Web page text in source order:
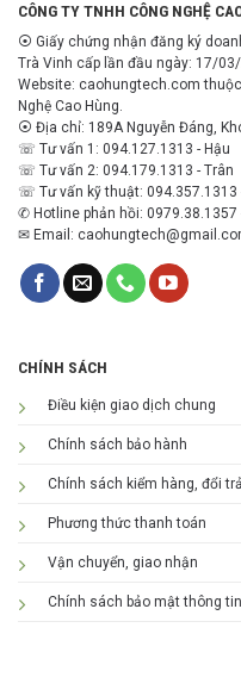
CÔNG TY TNHH CÔNG NGHỆ
⦿ Giấy chứng nhận đăng ký
Trà Vinh cấp lần đầu ngày: 17/
Website: caohungtech.com
Nghệ Cao Hùng.
⦿ Địa chỉ: 189A Nguyễn Đáng,
☏ Tư vấn 1: 094.127.1313 - Hậu
☏ Tư vấn 2: 094.179.1313 - Trân
☏ Tư vấn kỹ thuật: 094.357.1313
✆ Hotline phản hồi: 0979.38.1357
✉ Email:
CHÍNH SÁCH
Điều kiện giao dịch chung
Chính sách bảo hành
Chính sách kiểm hàng, đổi trả
Phương thức thanh toán
Vận chuyển, giao nhận
Chính sách bảo mật thông tin